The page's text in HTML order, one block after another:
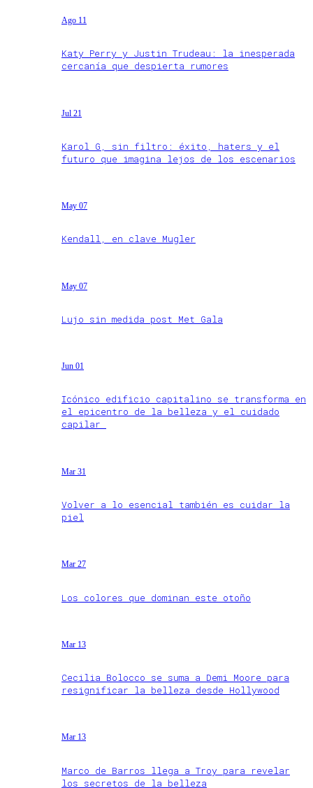
Ago 11
Katy Perry y Justin Trudeau: la inesperada
cercanía que despierta rumores
Jul 21
Karol G, sin filtro: éxito, haters y el
futuro que imagina lejos de los escenarios
May 07
Kendall, en clave Mugler
May 07
Lujo sin medida post Met Gala
Jun 01
Icónico edificio capitalino se transforma en
el epicentro de la belleza y el cuidado
capilar
Mar 31
Volver a lo esencial también es cuidar la
piel
Mar 27
Los colores que dominan este otoño
Mar 13
Cecilia Bolocco se suma a Demi Moore para
resignificar la belleza desde Hollywood
Mar 13
Marco de Barros llega a Troy para revelar
los secretos de la belleza